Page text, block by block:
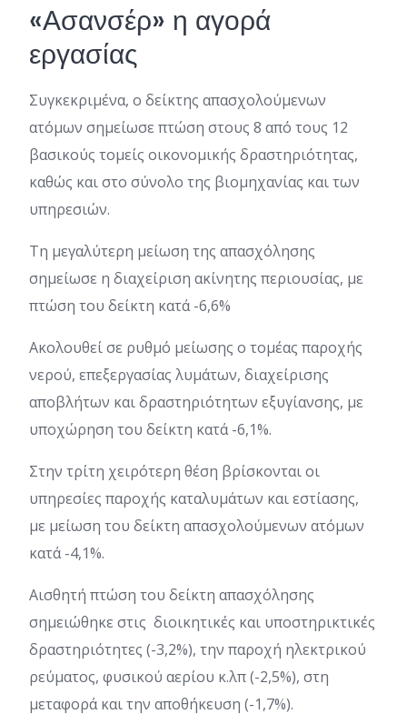
«Ασανσέρ» η αγορά
εργασίας
Συγκεκριμένα, ο δείκτης απασχολούμενων
ατόμων σημείωσε πτώση στους 8 από τους 12
βασικούς τομείς οικονομικής δραστηριότητας,
καθώς και στο σύνολο της βιομηχανίας και των
υπηρεσιών.
Τη μεγαλύτερη μείωση της απασχόλησης
σημείωσε η διαχείριση ακίνητης περιουσίας, με
πτώση του δείκτη κατά -6,6%
Ακολουθεί σε ρυθμό μείωσης ο τομέας παροχής
νερού, επεξεργασίας λυμάτων, διαχείρισης
αποβλήτων και δραστηριότητων εξυγίανσης, με
υποχώρηση του δείκτη κατά -6,1%.
Στην τρίτη χειρότερη θέση βρίσκονται οι
υπηρεσίες παροχής καταλυμάτων και εστίασης,
με μείωση του δείκτη απασχολούμενων ατόμων
κατά -4,1%.
Αισθητή πτώση του δείκτη απασχόλησης
σημειώθηκε στις διοικητικές και υποστηρικτικές
δραστηριότητες (-3,2%), την παροχή ηλεκτρικού
ρεύματος, φυσικού αερίου κ.λπ (-2,5%), στη
μεταφορά και την αποθήκευση (-1,7%).